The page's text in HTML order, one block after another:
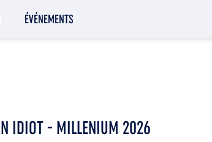
ÉVÉNEMENTS
IDIOT - MILLENIUM 2026